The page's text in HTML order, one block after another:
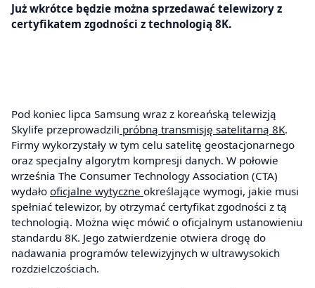
Już wkrótce będzie można sprzedawać telewizory z
certyfikatem zgodności z technologią 8K.
Pod koniec lipca Samsung wraz z koreańską telewizją
Skylife przeprowadzili próbną transmisję satelitarną 8K.
Firmy wykorzystały w tym celu satelitę geostacjonarnego
oraz specjalny algorytm kompresji danych. W połowie
września The Consumer Technology Association (CTA)
wydało oficjalne wytyczne określające wymogi, jakie musi
spełniać telewizor, by otrzymać certyfikat zgodności z tą
technologią. Można więc mówić o oficjalnym ustanowieniu
standardu 8K. Jego zatwierdzenie otwiera drogę do
nadawania programów telewizyjnych w ultrawysokich
rozdzielczościach.